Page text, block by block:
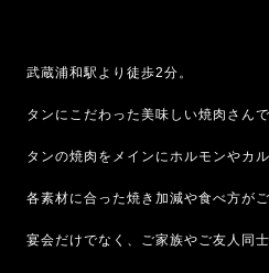
武蔵浦和駅より徒歩2分。
タンにこだわった美味しい焼肉さんで
タンの焼肉をメインにホルモンやカ
各素材に合った焼き加減や食べ方が
宴会だけでなく、ご家族やご友人同